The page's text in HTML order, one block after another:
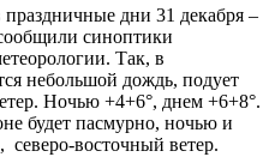
праздничные дни 31 декабря –
синоптики
Так, в
небольшой дождь, подует
Ночью +4+6°, днем +​​6+8°.
будет пасмурно, ночью и
восточный ветер.